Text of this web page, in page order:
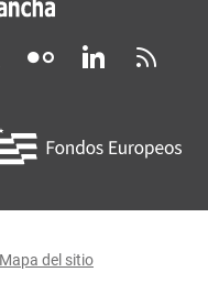
Mapa del sitio